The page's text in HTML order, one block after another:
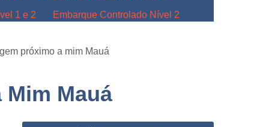
1 e 2
Embarque Controlado Nível 2
Embarque Controlado Paraná
Empresa de Portaria e Limpeza
próximo a mim Mauá
Mauá